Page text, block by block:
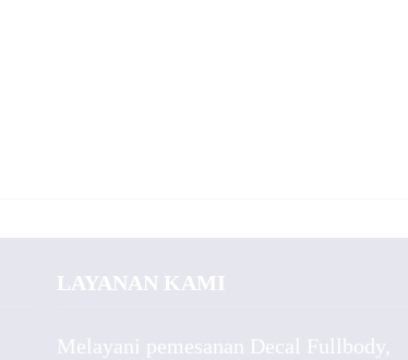
LAYANAN KAMI
Melayani pemesanan Decal Fullbody,